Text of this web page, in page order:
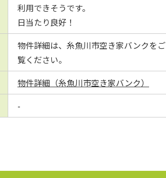
利用できそうです。
日当たり良好！
物件詳細は、糸魚川市空き家バンクをご
覧ください。
物件詳細（糸魚川市空き家バンク）
-